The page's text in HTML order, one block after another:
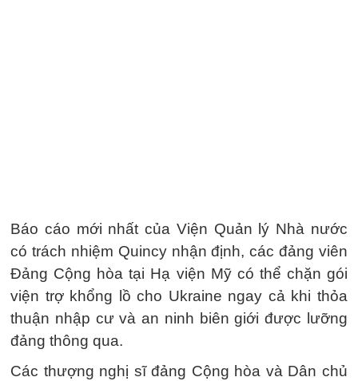
Báo cáo mới nhất của Viện Quản lý Nhà nước
có trách nhiệm Quincy nhận định, các đảng viên
Đảng Cộng hòa tại Hạ viện Mỹ có thể chặn gói
viện trợ khổng lồ cho Ukraine ngay cả khi thỏa
thuận nhập cư và an ninh biên giới được lưỡng
đảng thông qua.
Các thượng nghị sĩ đảng Cộng hòa và Dân chủ